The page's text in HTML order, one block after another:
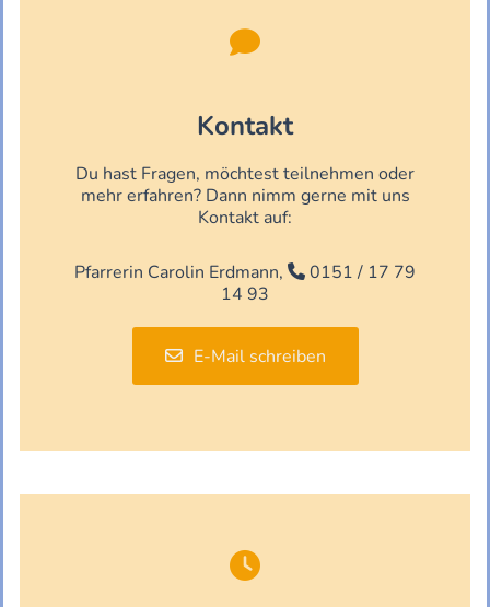

Kontakt
Du hast Fragen, möchtest teilnehmen oder
mehr erfahren? Dann nimm gerne mit uns
Kontakt auf:
Pfarrerin Carolin Erdmann,  0151 / 17 79
14 93
E-Mail schreiben
